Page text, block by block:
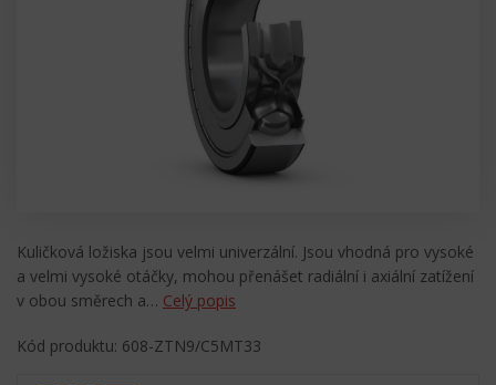
Kuličková ložiska jsou velmi univerzální. Jsou vhodná pro vysoké
a velmi vysoké otáčky, mohou přenášet radiální i axiální zatížení
v obou směrech a… Celý popis
Kód produktu: 608-ZTN9/C5MT33